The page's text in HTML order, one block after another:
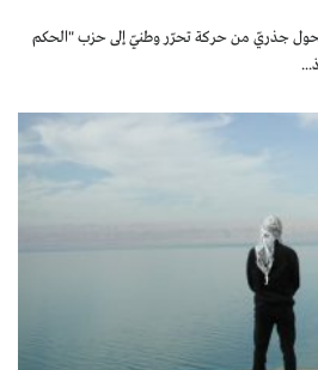
جذريّ من حركة تحرّر وطنيّ إلى حزب "الحكم